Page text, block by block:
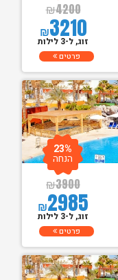
₪4200
₪3210
זוג, ל-3 לילות
פרטים
₪3900
₪2985
23%
הנחה
זוג, ל-3 לילות
פרטים